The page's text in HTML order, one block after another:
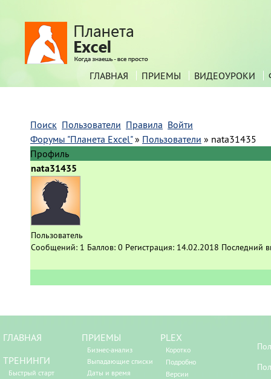
ГЛАВНАЯ ПРИЕМЫ ВИДЕОУРОКИ
Поиск Пользователи Правила Войти
Форумы "Планета Excel" » Пользователи » nata31435
Профиль
nata31435
Пользователь
Сообщений: 1 Баллов: 0 Регистрация: 14.02.2018 Последний
ГЛАВНАЯ
ТРЕНИНГИ
Быстрый старт
ПРИЕМЫ
Бизнес-анализ
Выпадающие списки
Даты и время
PLEX
Коротко
Подробно
Версии